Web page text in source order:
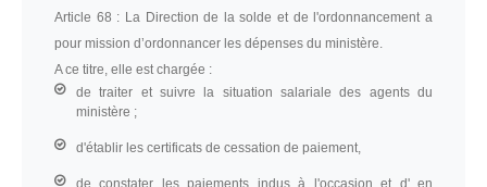
Article 68 : La Direction de la solde et de l'ordonnancement a
pour mission d’ordonnancer les dépenses du ministère.
A ce titre, elle est chargée :
de traiter et suivre la situation salariale des agents du
ministère ;
d'établir les certificats de cessation de paiement,
de constater les paiements indus à l'occasion et d' en